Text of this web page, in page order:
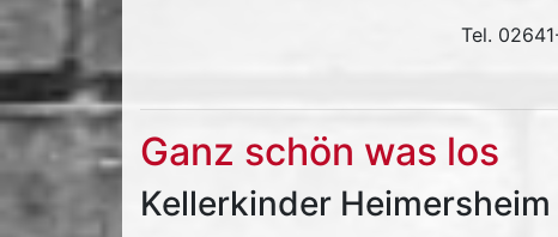
Tel.
Ganz schön was los
Kellerkinder